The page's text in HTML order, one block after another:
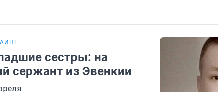
сестры: на
сержант из Эвенкии